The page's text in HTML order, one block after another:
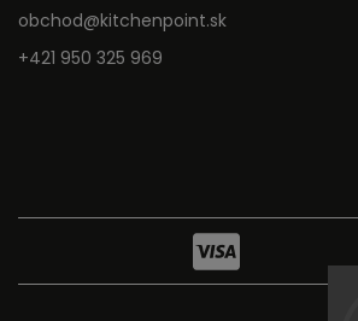
obchod@kitchenpoint.sk
+421 950 325 969